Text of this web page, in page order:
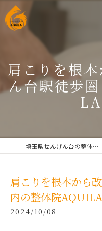
肩こりを根
ん台駅徒歩
埼玉県せんげん台の整体なら根本改善整体院AQUILAせんげん台
肩こりを根本から
内の整体院
2024/10/08